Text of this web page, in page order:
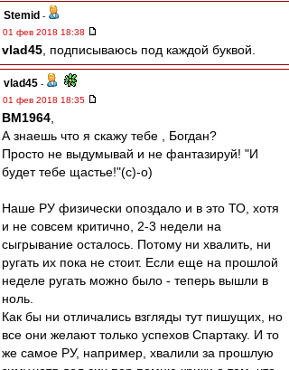
Stemid -
01 фев 2018 18:38
vlad45 , подписываюсь под каждой буквой.
vlad45 -
01 фев 2018 18:35
BM1964
А знаешь что я скажу тебе , Богдан?
Просто не выдумывай и не фантазируй! "И
будет тебе щастье!"(с)-о)
Наше РУ физически опоздало и в это ТО, хотя
и не совсем критично, 2-3 недели на
сыгрывание осталось. Потому ни хвалить, ни
ругать их пока не стоит. Если еще на прошлой
неделе ругать можно было - теперь вышли в
ноль.
Как бы ни отличались взгляды тут пишущих, но
все они желают только успехов Спартаку. И то
же самое РУ, например, хвалили за прошлую